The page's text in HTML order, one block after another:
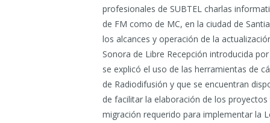
profesionales de SUBTEL charlas
de FM como de MC, en la ciudad de
los alcances y operación de la
Sonora de Libre Recepción introducida
se explicó el uso de las herramientas de
de Radiodifusión y que se encuentran
de facilitar la elaboración de los
migración requerido para implementar la